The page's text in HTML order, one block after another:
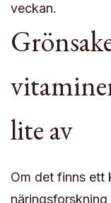
veckan.
lite av
Om det finns ett